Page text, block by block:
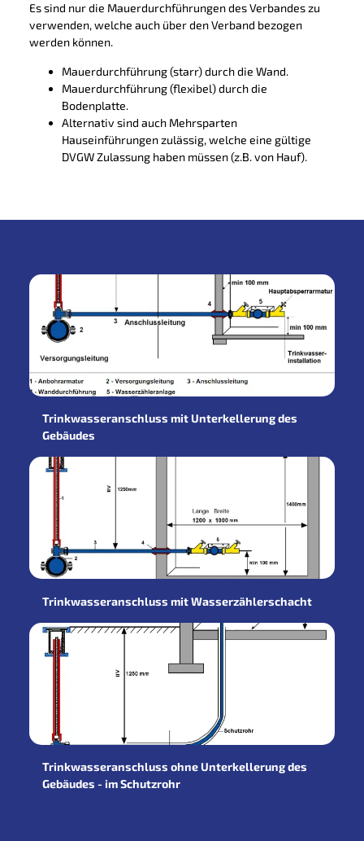
Es sind nur die Mauerdurchführungen des Verbandes zu
verwenden, welche auch über den Verband bezogen
werden können.
Mauerdurchführung (starr) durch die Wand.
Mauerdurchführung (flexibel) durch die
Bodenplatte.
Alternativ sind auch Mehrsparten
Hauseinführungen zulässig, welche eine gültige
DVGW Zulassung haben müssen (z.B. von Hauf).
Trinkwasseranschluss mit Unterkellerung des
Gebäudes
Trinkwasseranschluss mit Wasserzählerschacht
Trinkwasseranschluss ohne Unterkellerung des
Gebäudes - im Schutzrohr